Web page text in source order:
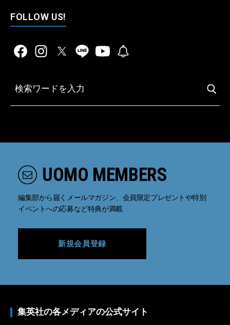
FOLLOW US!
UOMO MEMBERS
編集部から届くメールマガジン、会員限定プレゼントや特別
イベントへの応募など特典が満載
新規会員登録
集英社の各メディアの公式サイト